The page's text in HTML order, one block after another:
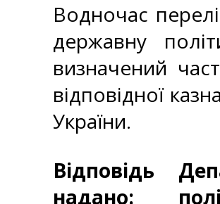
Водночас
державну
визначений
відповідної
України.
Відповідь
надано: